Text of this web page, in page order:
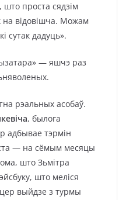
што проста сядзім
на відовішча. Можам
сутак дадуць».
— яшчэ раз
рэальных асобаў.
, былога
адбывае тэрмін
— на сёмым месяцы
што Зьмітра
што меліся
выйдзе з турмы